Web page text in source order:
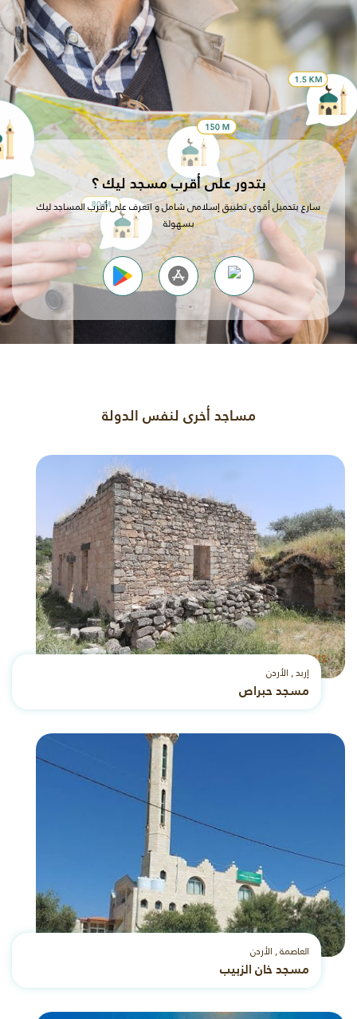
بتدور على أقرب مسجد ليك ؟
سارع بتحميل أقوى تطبيق إسلامى شامل و اتعرف على أقرب المساجد ليك
بسهولة
مساجد أخرى لنفس الدولة
إربد , الأردن
مسجد حبراص
العاصمة , الأردن
مسجد خان الزبيب